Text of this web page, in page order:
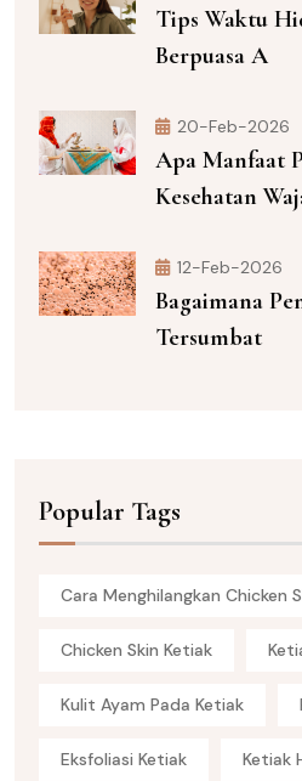
Tips Waktu
Berpuasa A
20-Feb-2026
Apa Manfaat
Kesehatan
12-Feb-2026
Bagaimana
Tersumbat
Popular Tags
Cara Menghilangkan Chicken
Chicken Skin Ketiak
Kulit Ayam Pada Ketiak
Eksfoliasi Ketiak Ketiak